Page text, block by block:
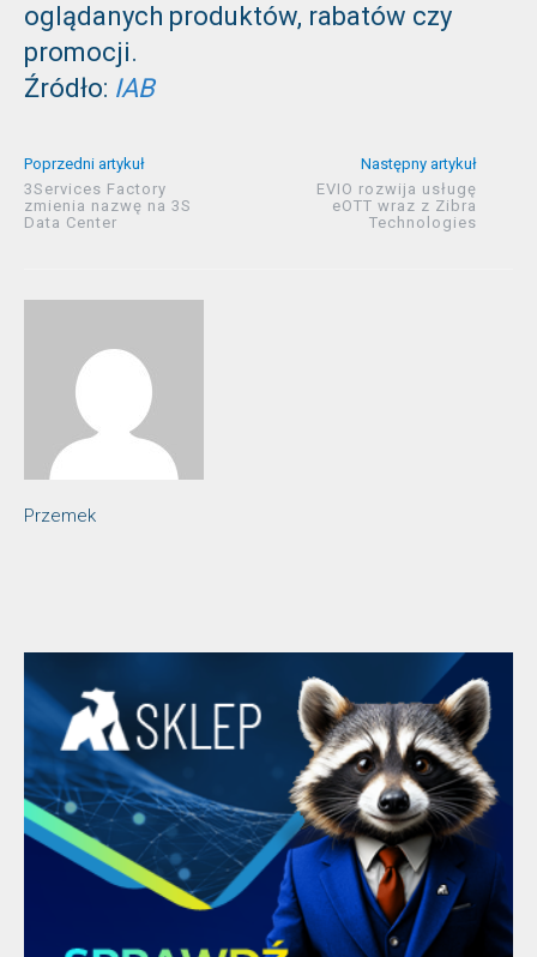
oglądanych produktów, rabatów czy
promocji.
Źródło: IAB
Poprzedni artykuł
3Services Factory
zmienia nazwę na 3S
Data Center
Następny artykuł
EVIO rozwija usługę
eOTT wraz z Zibra
Technologies
Przemek